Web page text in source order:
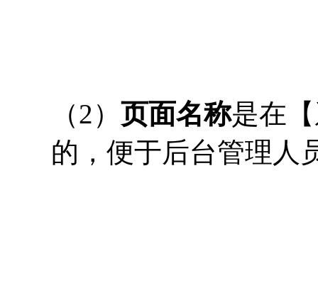
（2） 页面名称是在
的，便于后台管理人